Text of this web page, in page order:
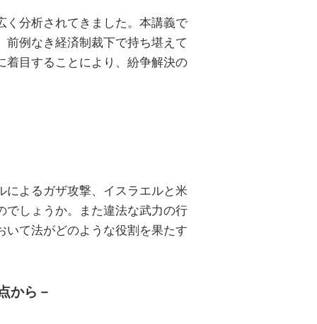
く分析されてきました。本講義で
例なき経済制裁下で持ち堪えて
着目することにより、紛争解決の
によるガザ攻撃、イスラエルと米
でしょうか。また違法な武力の行
て法がどのような役割を果たす
から－